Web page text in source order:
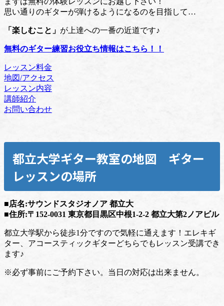
思い通りのギターが弾けるようになるのを目指して…
「楽しむこと」 が上達への一番の近道です♪
無料のギター練習お役立ち情報はこちら！！
レッスン料金
地図/アクセス
レッスン内容
講師紹介
お問い合わせ
都立大学ギター教室の地図 ギター
レッスンの場所
■店名:サウンドスタジオノア 都立大
■住所:〒152-0031 東京都目黒区中根1-2-2 都立大第2ノアビル
都立大学駅から徒歩1分ですので気軽に通えます！エレキギ
ター、アコースティックギターどちらでもレッスン受講でき
ます♪
※必ず事前にご予約下さい。当日の対応は出来ません。